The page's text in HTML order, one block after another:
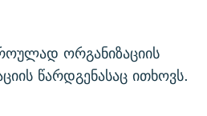
ორგანიზაციის
წარდგენასაც ითხოვს.